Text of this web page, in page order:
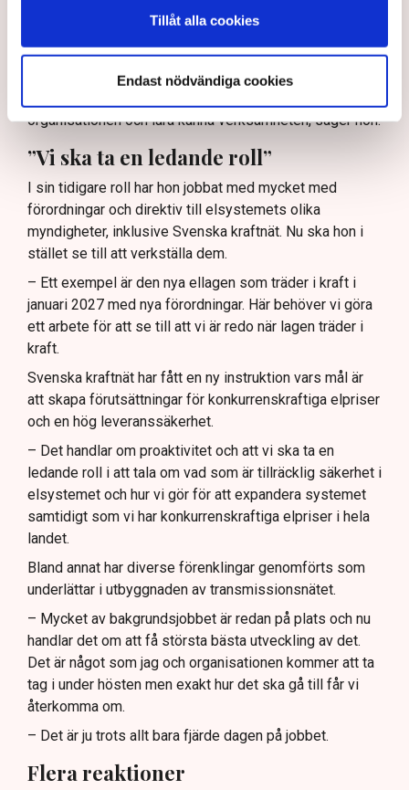
Tillåt alla cookies
Endast nödvändiga cookies
– Driften och att förbereda sig för vintern är ju förstås
alltid en prioriterad fråga. Det kan ju komma att bli olika
organisationen och lära känna verksamheten, säger hon.
”Vi ska ta en ledande roll”
I sin tidigare roll har hon jobbat med mycket med
förordningar och direktiv till elsystemets olika
myndigheter, inklusive Svenska kraftnät. Nu ska hon i
stället se till att verkställa dem.
– Ett exempel är den nya ellagen som träder i kraft i
januari 2027 med nya förordningar. Här behöver vi göra
ett arbete för att se till att vi är redo när lagen träder i
kraft.
Svenska kraftnät har fått en ny instruktion vars mål är
att skapa förutsättningar för konkurrenskraftiga elpriser
och en hög leveranssäkerhet.
– Det handlar om proaktivitet och att vi ska ta en
ledande roll i att tala om vad som är tillräcklig säkerhet i
elsystemet och hur vi gör för att expandera systemet
samtidigt som vi har konkurrenskraftiga elpriser i hela
landet.
Bland annat har diverse förenklingar genomförts som
underlättar i utbyggnaden av transmissionsnätet.
– Mycket av bakgrundsjobbet är redan på plats och nu
handlar det om att få största bästa utveckling av det.
Det är något som jag och organisationen kommer att ta
tag i under hösten men exakt hur det ska gå till får vi
återkomma om.
– Det är ju trots allt bara fjärde dagen på jobbet.
Flera reaktioner